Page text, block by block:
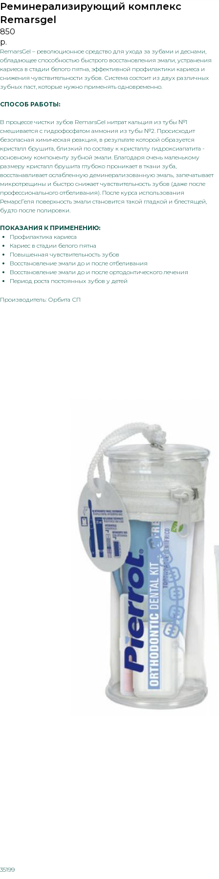
Реминерализирующий комплекс
Remarsgel
850
р.
RemarsGel – революционное средство для ухода за зубами и деснами,
обладающее способностью быстрого восстановления эмали, устранения
кариеса в стадии белого пятна, эффективной профилактики кариеса и
снижения чувствительности зубов. Система состоит из двух различных
зубных паст, которые нужно применять одновременно.
СПОСОБ РАБОТЫ:
В процессе чистки зубов RemarsGel нитрат кальция из тубы №1
смешивается с гидрофосфатом аммония из тубы №2. Просисходит
безопасная химическая реакция, в результате которой образуется
кристалл брушита, близкий по составу к кристаллу гидроксиапатита -
основному компоненту зубной эмали. Благодаря очень маленькому
размеру кристалл брушита глубоко проникает в ткани зуба,
восстанавливает ослабленную деминерализованную эмаль, запечатывает
микротрещины и быстро снижает чувствительность зубов (даже после
профессионального отбеливания). После курса использования
РемарсГеля поверхность эмали становится такой гладкой и блестящей,
будто после полировки.
ПОКАЗАНИЯ К ПРИМЕНЕНИЮ:
Профилактика кариеса
Кариес в стадии белого пятна
Повышенная чувствительность зубов
Восстановление эмали до и после отбеливания
Восстановление эмали до и после ортодонтического лечения
Период роста постоянных зубов у детей
Производитель: Орбита СП